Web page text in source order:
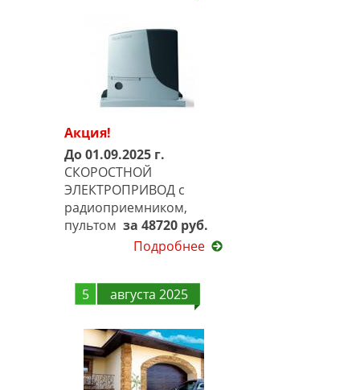
Акция!
До 01.09.2025 г.
СКОРОСТНОЙ
ЭЛЕКТРОПРИВОД с
радиоприемником,
пультом за 48720 руб.
Подробнее
5 августа 2025